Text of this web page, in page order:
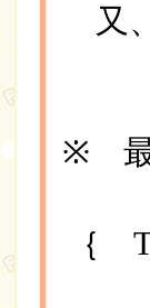
又
※ 最
｛